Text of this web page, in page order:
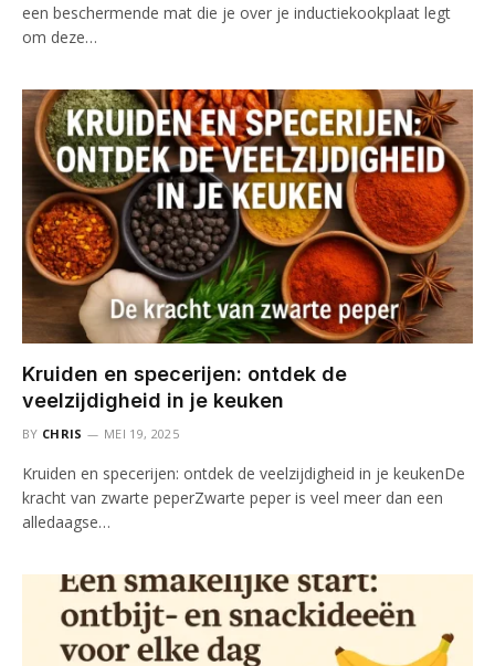
een beschermende mat die je over je inductiekookplaat legt
om deze…
Kruiden en specerijen: ontdek de
veelzijdigheid in je keuken
BY CHRIS MEI 19, 2025
Kruiden en specerijen: ontdek de veelzijdigheid in je keukenDe
kracht van zwarte peperZwarte peper is veel meer dan een
alledaagse…